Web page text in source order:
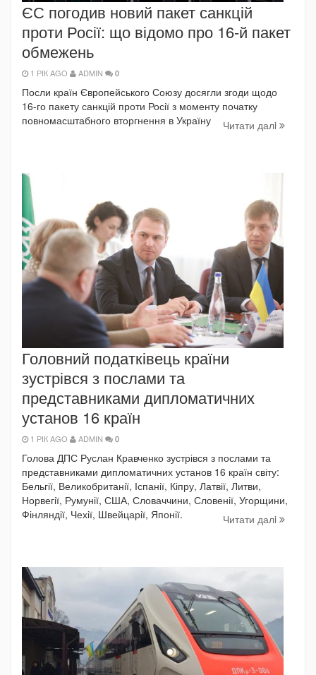
ЄС погодив новий пакет санкцій
проти Росії: що відомо про 16-й пакет
обмежень
1 РІК AGO ADMIN 0
Посли країн Європейського Союзу досягли згоди щодо
16-го пакету санкцій проти Росії з моменту початку
повномасштабного вторгнення в Україну
Читати далi
Головний податківець країни
зустрівся з послами та
представниками дипломатичних
установ 16 країн
1 РІК AGO ADMIN 0
Голова ДПС Руслан Кравченко зустрівся з послами та
представниками дипломатичних установ 16 країн світу:
Бельгії, Великобританії, Іспанії, Кіпру, Латвії, Литви,
Норвегії, Румунії, США, Словаччини, Словенії, Угорщини,
Фінляндії, Чехії, Швейцарії, Японії.
Читати далi